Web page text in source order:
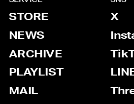
STORE
NEWS
ARCHIVE
PLAYLIST
MAIL
X